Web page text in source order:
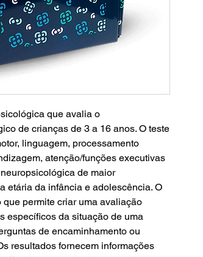
que avalia o
de crianças de 3 a 16 anos. O teste
linguagem, processamento
atenção/funções executivas
de maior
etária da infância e adolescência. O
permite criar uma avaliação
específicos da situação de uma
de encaminhamento ou
resultados fornecem informações